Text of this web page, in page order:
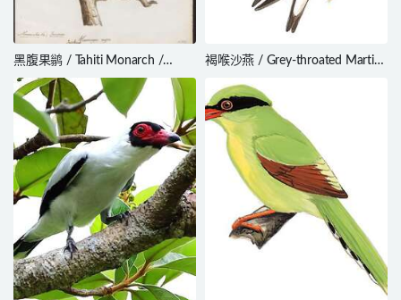
黑腹果鹟 / Tahiti Monarch /
Pomarea nigra
褐喉沙燕 / Grey-throated Martin